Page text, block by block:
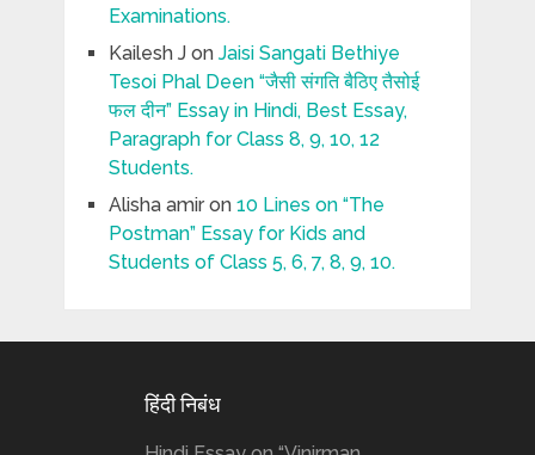
Examinations.
Kailesh Jon Jaisi Sangati Bethiye
Tesoi Phal Deen “जैसी संगति बैठिए तैसोई
फल दीन” Essay in Hindi, Best Essay,
Paragraph for Class 8, 9, 10, 12
Students.
Alisha amiron 10 Lines on “The
Postman” Essay for Kids and
Students of Class 5, 6, 7, 8, 9, 10.
हिंदी निबंध